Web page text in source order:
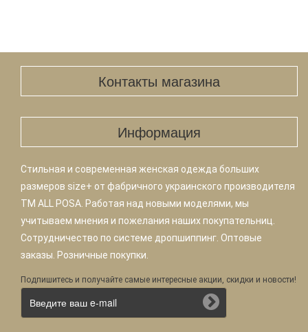
Контакты магазина
Информация
Стильная и современная женская одежда больших
размеров size+ от фабричного украинского производителя
TM ALL POSA. Работая над новыми моделями, мы
учитываем мнения и пожелания наших покупательниц.
Сотрудничество по системе дропшиппинг. Оптовые
заказы. Розничные покупки.
Подпишитесь и получайте самые интересные акции, скидки и новости!